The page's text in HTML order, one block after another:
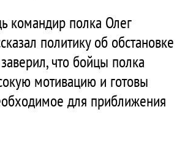
командир полка Олег
политику об обстановке
что бойцы полка
мотивацию и готовы
для приближения